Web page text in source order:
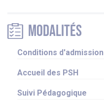
Modalités
Conditions d'admission
Accueil des PSH
Suivi Pédagogique